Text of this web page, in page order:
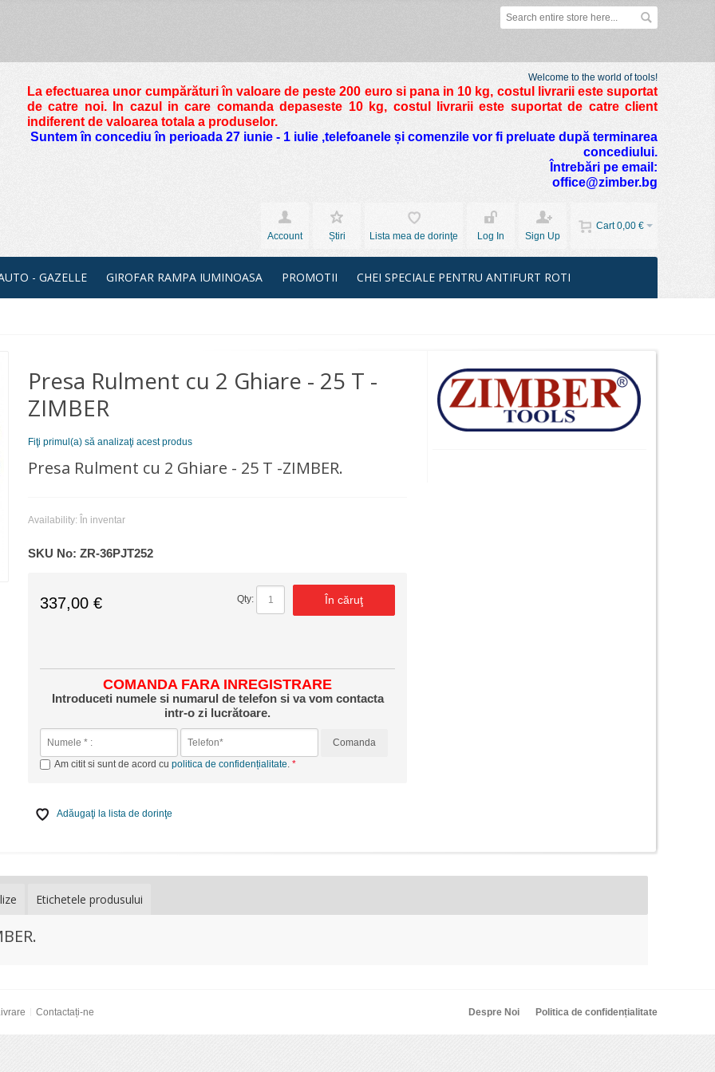
Welcome to the world of tools!
La efectuarea unor cumpărături în valoare de peste 200 euro si pana in 10 kg, costul livrarii este suportat
de catre noi. In cazul in care comanda depaseste 10 kg, costul livrarii este suportat de catre client
indiferent de valoarea totala a produselor.
Suntem în concediu în perioada 27 iunie - 1 iulie ,telefoanele și comenzile vor fi preluate după terminarea
concediului.
Întrebări pe email:
office@zimber.bg
Cart 0,00 €
Account
Știri Lista mea de dorinţe Log In Sign Up
- GAZELLE GIROFAR RAMPA IUMINOASA PROMOTII CHEI SPECIALE PENTRU ANTIFURT ROTI
Presa Rulment cu 2 Ghiare - 25 T -
ZIMBER
Fiţi primul(a) să analizaţi acest produs
Presa Rulment cu 2 Ghiare - 25 T -ZIMBER.
Availability: În inventar
SKU No:ZR-36PJT252
337,00 € Qty: În căruţ
COMANDA FARA INREGISTRARE
Introduceti numele si numarul de telefon si va vom contacta
intr-o zi lucrătoare.
Comanda
Am citit si sunt de acord cupolitica de confidențialitate.
Adăugaţi la lista de dorinţe
Etichetele produsului
Contactați-ne Despre Noi Politica de confidențialitate